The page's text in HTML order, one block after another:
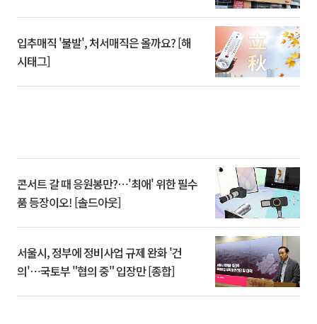
입추매직 '불발', 처서매직은 올까요? [해
시태그]
콘서트 갈 때 응원봉만?⋯'최애' 위한 필수
품 등장이오! [솔드아웃]
서울시, 정부에 정비사업 규제 완화 '건
의'⋯국토부 "협의 중" 입장만 [종합]